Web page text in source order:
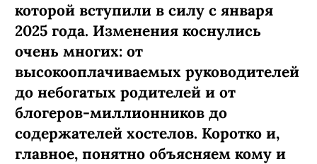
которой вступили в силу с января
2025 года. Изменения коснулись
очень многих: от
высокооплачиваемых руководителей
до небогатых родителей и от
блогеров-миллионников до
содержателей хостелов. Коротко и,
главное, понятно объясняем кому и